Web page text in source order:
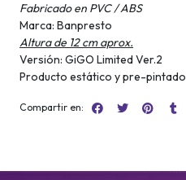
Fabricado en PVC / ABS
Marca: Banpresto
Altura de 12 cm aprox.
Versión: GiGO Limited Ver.2
Producto estático y pre-pintado
Compartir en: